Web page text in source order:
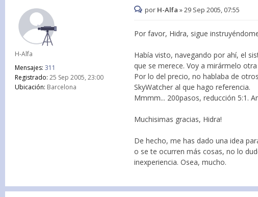
H-Alfa
Mensajes: 311
Registrado: 25 Sep 2005, 23:00
Ubicación: Barcelona
por H-Alfa »29 Sep 2005, 07:55
Por favor, Hidra, sigue
Había visto, navegando por ahí, el
que se merece. Voy a mirármelo otra
Por lo del precio, no hablaba de
SkyWatcher al que hago referencia.
Mmmm... 200pasos, reducción 5:1.
Muchisimas gracias, Hidra!
De hecho, me has dado una idea
o se te ocurren más cosas, no lo
inexperiencia. Osea, mucho.